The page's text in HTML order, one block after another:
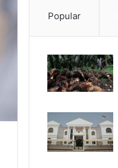
Popular